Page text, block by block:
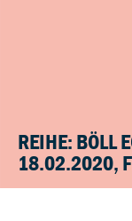
REIHE: BÖLL
18.02.2020,